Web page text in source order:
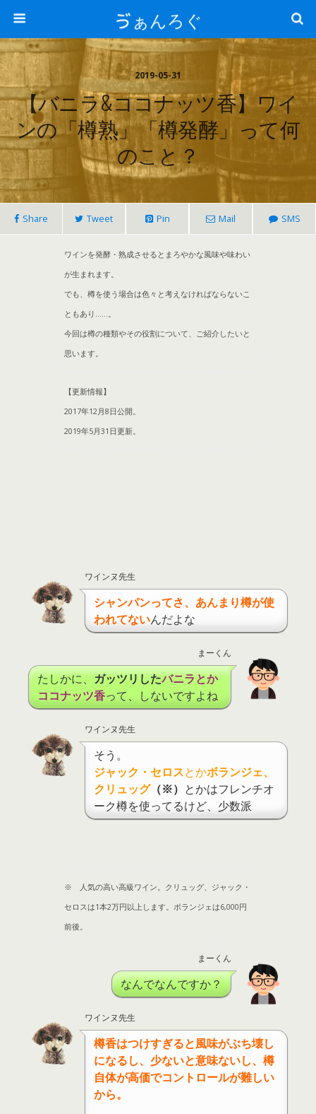
ゔぁんろぐ
2019-05-31
【バニラ&ココナッツ香】ワイ
ンの「樽熟」「樽発酵」って何
のこと？
Share Tweet Pin Mail SMS
ワインを発酵・熟成させるとまろやかな風味や味わい
が生まれます。
でも、樽を使う場合は色々と考えなければならないこ
ともあり……。
今回は樽の種類やその役割について、ご紹介したいと
思います。
【更新情報】
2017年12月8日公開。
2019年5月31日更新。
ワインヌ先生
シャンパンってさ、あんまり樽が使
われてないんだよな
まーくん
たしかに、ガッツリしたバニラとか
ココナッツ香って、しないですよね
ワインヌ先生
そう。
ジャック・セロスとかボランジェ、
クリュッグ（※） とかはフレンチオ
ーク樽を使ってるけど、少数派
※ 人気の高い高級ワイン。クリュッグ、ジャック・
セロスは1本2万円以上します。ボランジェは6,000円
前後。
まーくん
なんでなんですか？
ワインヌ先生
樽香はつけすぎると風味がぶち壊し
になるし、少ないと意味ないし、樽
自体が高価でコントロールが難しい
から。